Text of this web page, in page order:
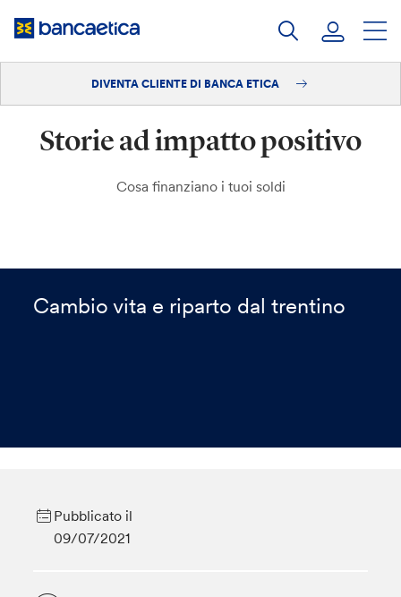
Diventa cliente
DIVENTA CLIENTE DI BANCA ETICA
Storie ad impatto positivo
Cosa finanziano i tuoi soldi
Cambio vita e riparto dal trentino
Pubblicato il
09/07/2021